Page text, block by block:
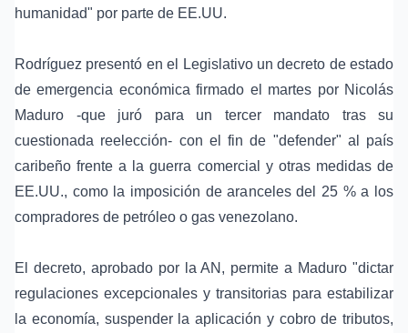
humanidad" por parte de EE.UU.
Rodríguez presentó en el Legislativo un decreto de estado
de emergencia económica firmado el martes por Nicolás
Maduro -que juró para un tercer mandato tras su
cuestionada reelección- con el fin de "defender" al país
caribeño frente a la guerra comercial y otras medidas de
EE.UU., como la imposición de aranceles del 25 % a los
compradores de petróleo o gas venezolano.
El decreto, aprobado por la AN, permite a Maduro "dictar
regulaciones excepcionales y transitorias para estabilizar
la economía, suspender la aplicación y cobro de tributos,